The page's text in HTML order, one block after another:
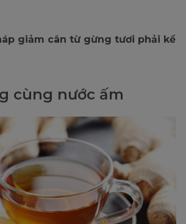
giảm cân từ gừng tươi phải kể
cùng nước ấm